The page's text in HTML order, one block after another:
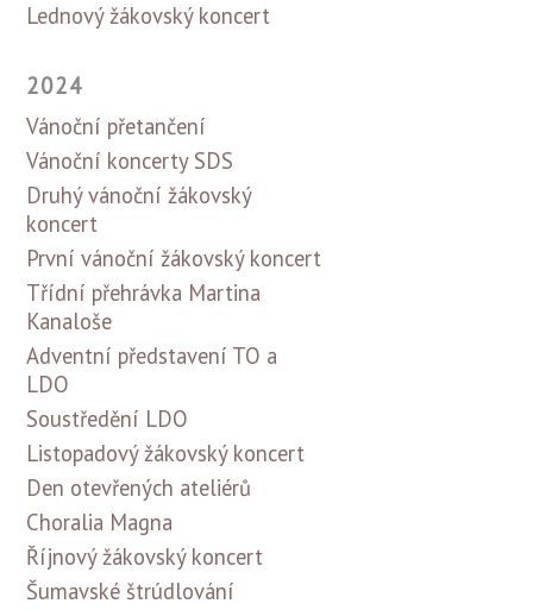
Lednový žákovský koncert
2024
Vánoční přetančení
Vánoční koncerty SDS
Druhý vánoční žákovský
koncert
První vánoční žákovský koncert
Třídní přehrávka Martina
Kanaloše
Adventní představení TO a
LDO
Soustředění LDO
Listopadový žákovský koncert
Den otevřených ateliérů
Choralia Magna
Říjnový žákovský koncert
Šumavské štrúdlování